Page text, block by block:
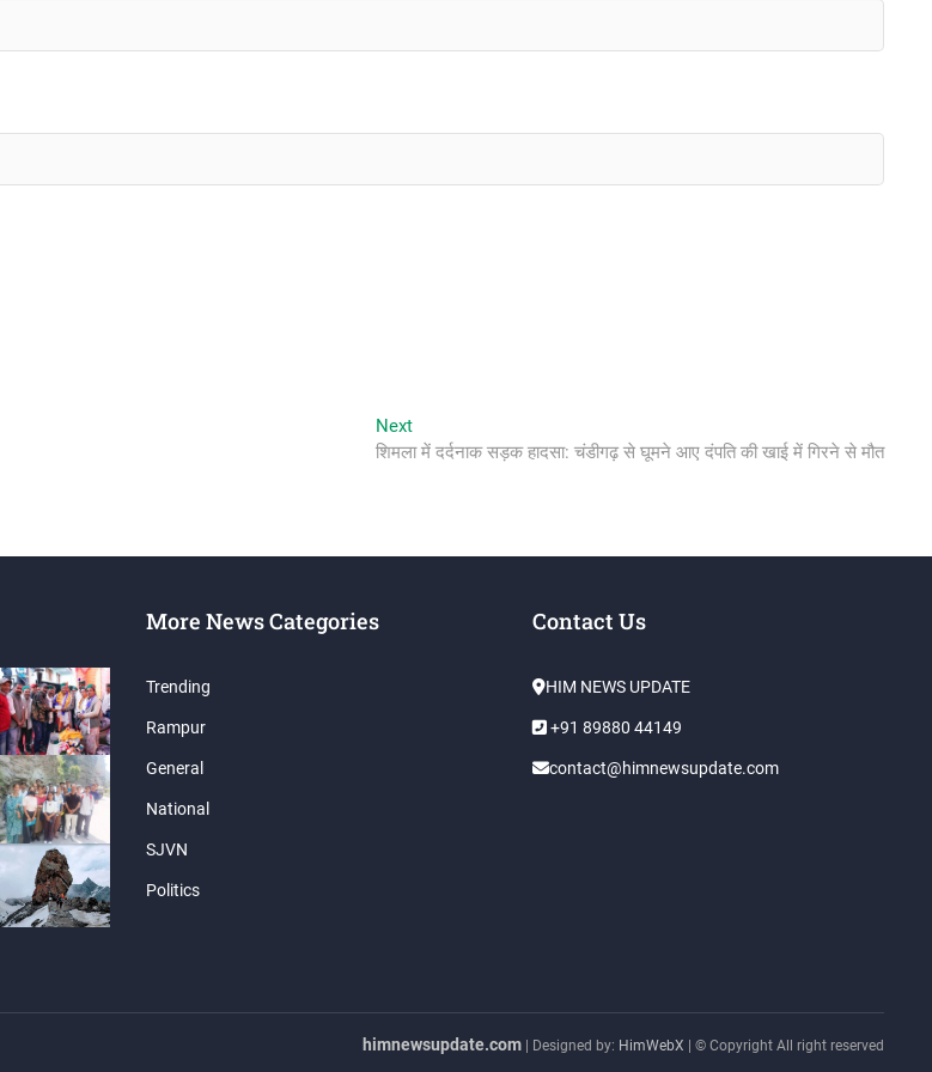
NextNext
post:
शिमला में दर्दनाक सड़क हादसा: चंडीगढ़ से घूमने आए दंपति की खाई में गिरने से मौत
More News Categories
Trending
Rampur
General
National
SJVN
Politics
Contact Us
HIM NEWS UPDATE
+91 89880 44149
contact@himnewsupdate.com
himnewsupdate.com| Designed by: HimWebX | © Copyright All right reserved